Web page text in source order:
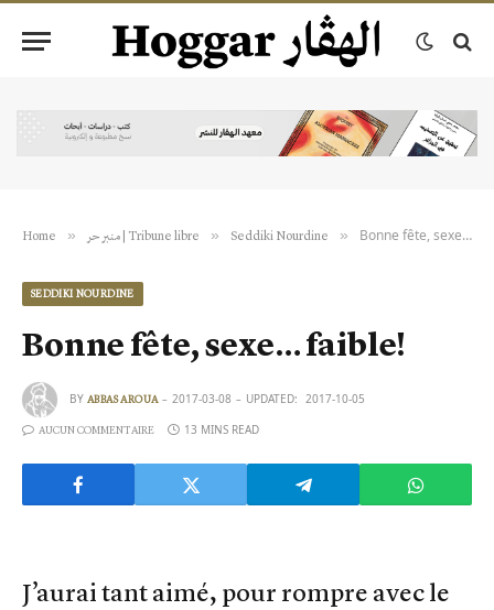
Home » منبر حر | Tribune libre » Seddiki Nourdine » Bonne fête, sexe… faible!
SEDDIKI NOURDINE
Bonne fête, sexe… faible!
BY ABBAS AROUA 2017-03-08 UPDATED: 2017-10-05
AUCUN COMMENTAIRE 13 MINS READ
J’aurai tant aimé, pour rompre avec le